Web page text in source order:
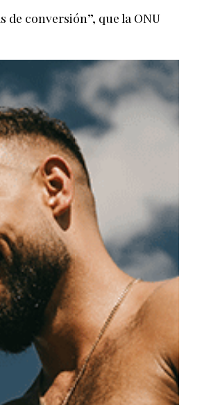
de conversión”, que la ONU